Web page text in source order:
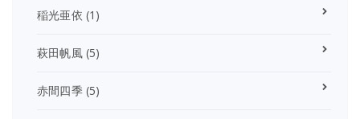
稲光亜依 (1)
萩田帆風(5)
赤間四季(5)